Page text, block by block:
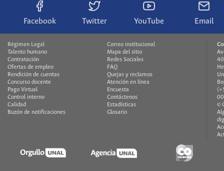
Facebook Twitter YouTube Email
Régimen Legal
Talento humano
Contratación
Ofertas de empleo
Rendición de cuentas
Concurso docente
Pago Virtual
Control interno
Calidad
Buzón de notificaciones
Correo institucional
Mapa del sitio
Redes Sociales
FAQ
Quejas y reclamos
Atención en línea
Encuesta
Contáctenos
Estadísticas
Glosario
©